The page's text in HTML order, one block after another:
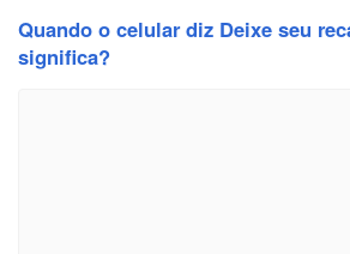
Quando o celular diz Deixe seu
significa?